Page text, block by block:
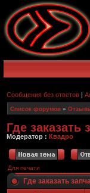
Сообщения без ответов |
Список форумов »
Где заказать
Модератор : Квадро
Для печати
Где заказать